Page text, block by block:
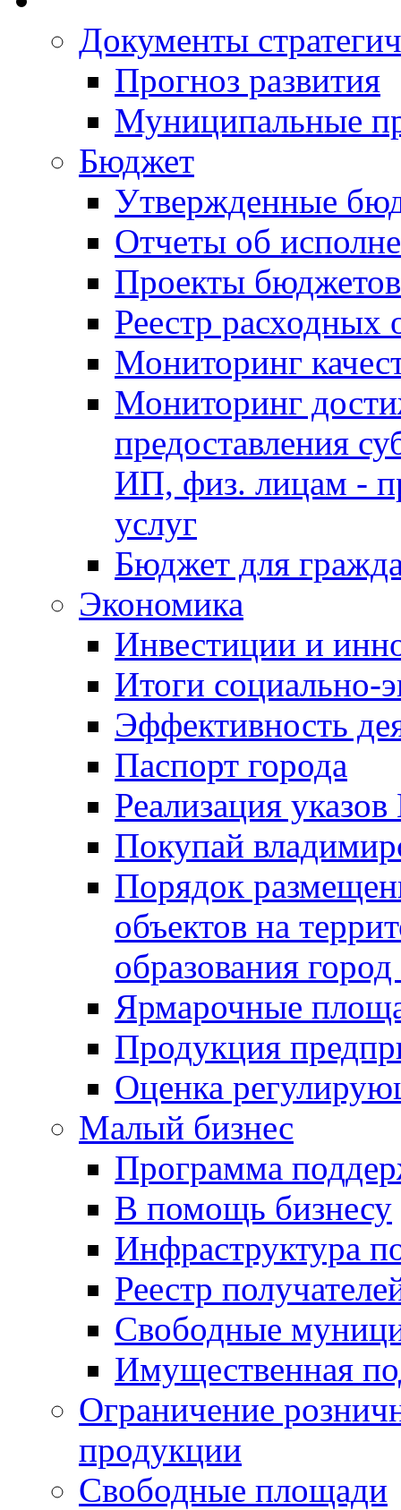
Документы
Прогноз развития
Муниципальные
Бюджет
Утвержденные
Отчеты об
Проекты бюджетов
Реестр расходных
Мониторинг
Мониторинг
предоставления
ИП, физ. лицам -
услуг
Бюджет для
Экономика
Инвестиции и
Итоги социально-
Эффективность
Паспорт города
Реализация
Покупай
Порядок
объектов на
образования
Ярмарочные
Продукция
Оценка
Малый бизнес
Программа
В помощь бизнесу
Инфраструктура
Реестр
Свободные
Имущественная
Ограничение
продукции
Свободные площади